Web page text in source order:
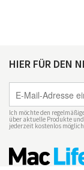
HIER FÜR DEN
Ich möchte den
über aktuelle Produkte
jederzeit kostenlos